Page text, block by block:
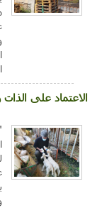
الاعتماد على